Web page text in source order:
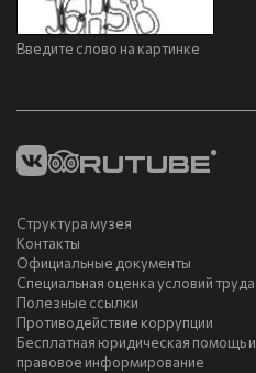
Введите слово на картинке
Структура музея
Контакты
Официальные документы
Специальная оценка условий труда
Полезные ссылки
Противодействие коррупции
Бесплатная юридическая помощь и
правовое информирование